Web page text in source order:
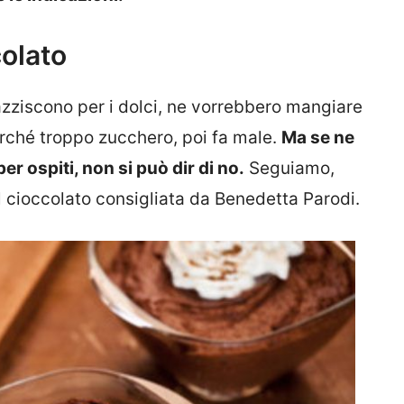
per i dolci, ne vorrebbero mangiare
troppo zucchero, poi fa male. Ma se ne
ospiti, non si può dir di no. Seguiamo,
consigliata da Benedetta Parodi.